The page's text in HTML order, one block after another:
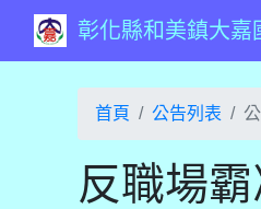
彰化縣和美鎮大嘉
首頁 公告列表
反職場